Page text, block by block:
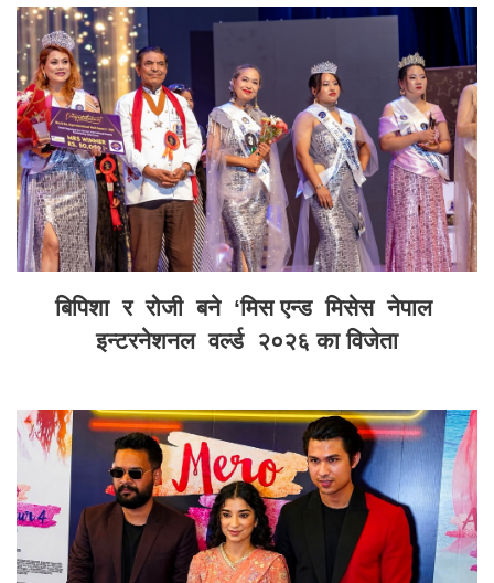
बिपिशा र रोजी बने ‘मिस एन्ड मिसेस नेपाल
इन्टरनेशनल वर्ल्ड २०२६ का विजेता